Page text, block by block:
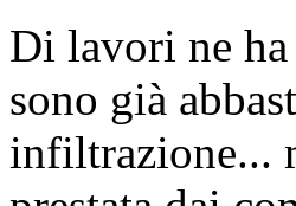
Di lavori ne
sono già
infiltrazione...